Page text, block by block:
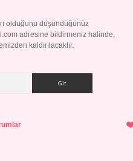
olduğunu düşündüğünüz
adresine bildirmeniz halinde,
kaldırılacaktır.